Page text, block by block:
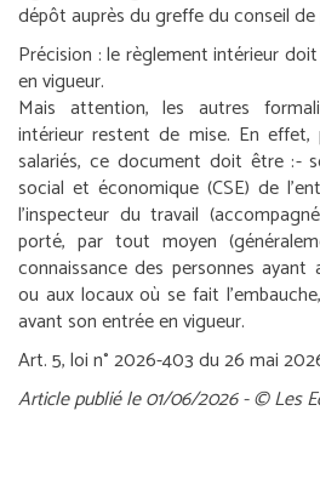
dépôt auprès du greffe du conseil de
Précision :le règlement intérieur
en vigueur.
Mais attention, les autres
intérieur restent de mise. En
salariés, ce document doit être :-
social et économique (CSE) de
l’inspecteur du travail
porté, par tout moyen
connaissance des personnes
ou aux locaux où se fait
avant son entrée en vigueur.
Art. 5, loi n° 2026-403 du 26 mai
Article publié le 01/06/2026 - © Les